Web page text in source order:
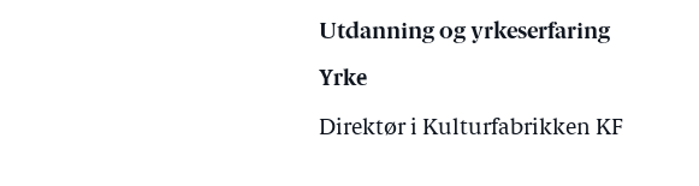
Utdanning og yrkeserfaring
Yrke
Direktør i Kulturfabrikken KF